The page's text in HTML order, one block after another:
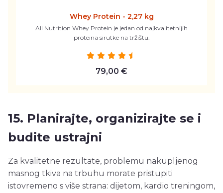
Whey Protein - 2,27 kg
All Nutrition Whey Protein je jedan od najkvalitetnijih
proteina sirutke na tržištu.
79,00 €
15. Planirajte, organizirajte se i
budite ustrajni
Za kvalitetne rezultate, problemu nakupljenog
masnog tkiva na trbuhu morate pristupiti
istovremeno s više strana: dijetom, kardio treningom,